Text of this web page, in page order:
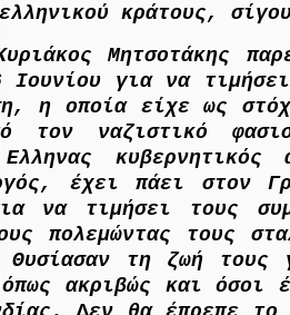
κράτους,
Μητσοτάκης
Ιουνίου για να
η οποία είχε ως
τον ναζιστικό
κυβερνητικός
έχει πάει στον
να τιµήσει τους
πολεµώντας τους
τη ζωή τους
ακριβώς και όσοι